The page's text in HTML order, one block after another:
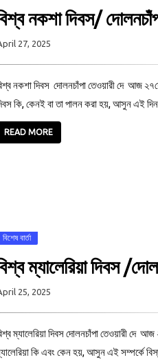
নকশা দিবস/
27, 2025
নকশা দিবস দোলনচাঁপা তেওয়ারী দে আজ
কি, কেনই বা তা পালন করা হয়, আসুন এই
READ MORE
বিশেষ বার্তা
ম্যালেরিয়া দিবস /
25, 2025
ম্যালেরিয়া দিবস দোলনচাঁপা তেওয়ারী দে
কি এবং কেন হয়, আসুন এই সম্পর্কে